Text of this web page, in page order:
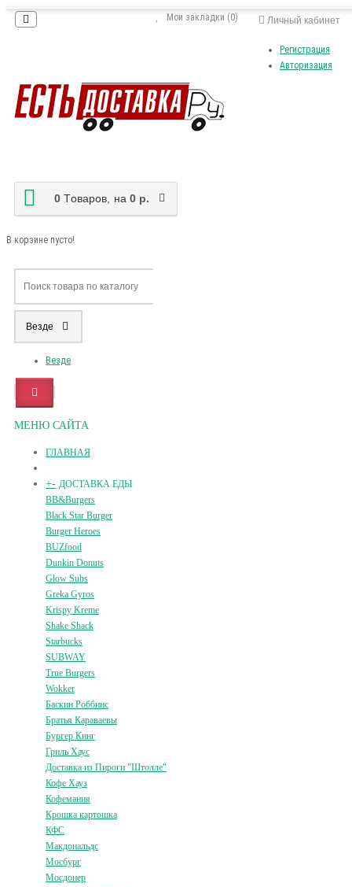
Личный кабинет
Регистрация
Авторизация
Мои закладки (0)
0 Tоваров, на 0 р.
В корзине пусто!
Везде
Везде
МЕНЮ САЙТА
ГЛАВНАЯ
+- ДОСТАВКА ЕДЫ
BB&Burgers
Black Star Burger
Burger Heroes
BUZfood
Dunkin Donuts
Glow Subs
Greka Gyros
Krispy Kreme
Shake Shack
Starbucks
SUBWAY
True Burgers
Wokker
Баскин Роббинс
Братья Караваевы
Бургер Кинг
Гриль Хаус
Доставка из Пироги "Штолле"
Кофе Хауз
Кофемания
Крошка картошка
КФС
Макдональдс
Мосбург
Мосдонер